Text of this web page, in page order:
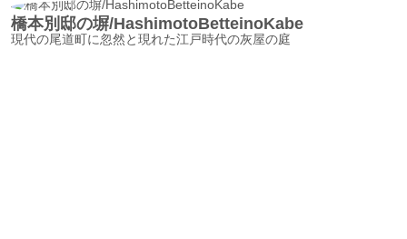
橋本別邸の塀/HashimotoBetteinoKabe
現代の尾道町に忽然と現れた江戸時代の灰屋の庭